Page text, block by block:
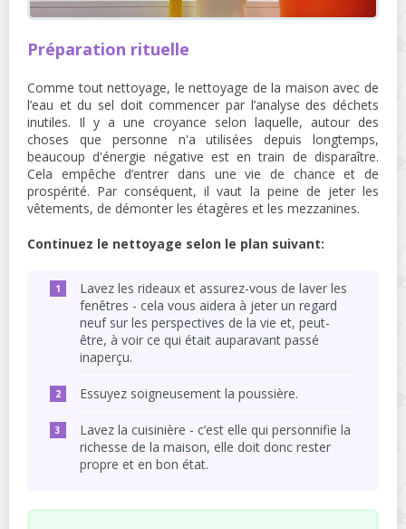
Préparation rituelle
Comme tout nettoyage, le nettoyage de la maison avec de
l’eau et du sel doit commencer par l’analyse des déchets
inutiles. Il y a une croyance selon laquelle, autour des
choses que personne n'a utilisées depuis longtemps,
beaucoup d'énergie négative est en train de disparaître.
Cela empêche d’entrer dans une vie de chance et de
prospérité. Par conséquent, il vaut la peine de jeter les
vêtements, de démonter les étagères et les mezzanines.
Continuez le nettoyage selon le plan suivant:
Lavez les rideaux et assurez-vous de laver les
fenêtres - cela vous aidera à jeter un regard
neuf sur les perspectives de la vie et, peut-
être, à voir ce qui était auparavant passé
inaperçu.
Essuyez soigneusement la poussière.
Lavez la cuisinière - c’est elle qui personnifie la
richesse de la maison, elle doit donc rester
propre et en bon état.